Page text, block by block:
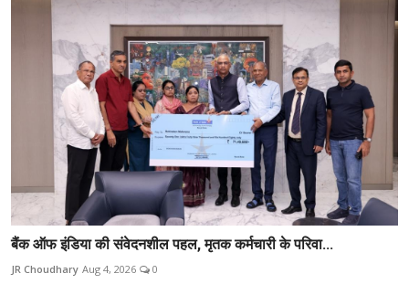
बैंक ऑफ इंडिया की संवेदनशील पहल, मृतक कर्मचारी के परिवा...
JR Choudhary Aug 4, 2026 0